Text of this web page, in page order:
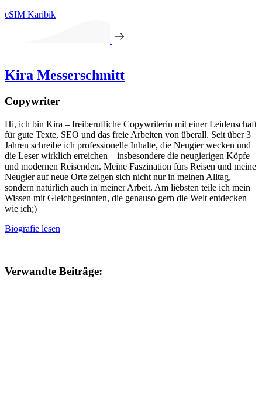
eSIM Karibik
Kira Messerschmitt
Copywriter
Hi, ich bin Kira – freiberufliche Copywriterin mit einer Leidenschaft
für gute Texte, SEO und das freie Arbeiten von überall. Seit über 3
Jahren schreibe ich professionelle Inhalte, die Neugier wecken und
die Leser wirklich erreichen – insbesondere die neugierigen Köpfe
und modernen Reisenden. Meine Faszination fürs Reisen und meine
Neugier auf neue Orte zeigen sich nicht nur in meinen Alltag,
sondern natürlich auch in meiner Arbeit. Am liebsten teile ich mein
Wissen mit Gleichgesinnten, die genauso gern die Welt entdecken
wie ich;)
Biografie lesen
Verwandte Beiträge: